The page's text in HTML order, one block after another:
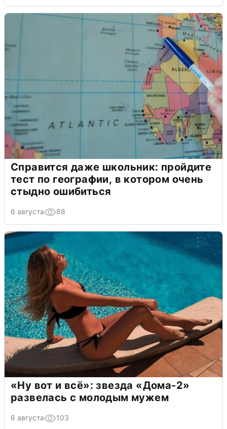
Справится даже школьник: пройдите
тест по географии, в котором очень
стыдно ошибиться
6 августа 88
«Ну вот и всё»: звезда «Дома-2»
развелась с молодым мужем
6 августа 103